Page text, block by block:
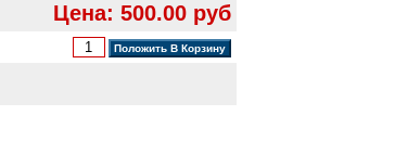
Цена: 500.00 руб